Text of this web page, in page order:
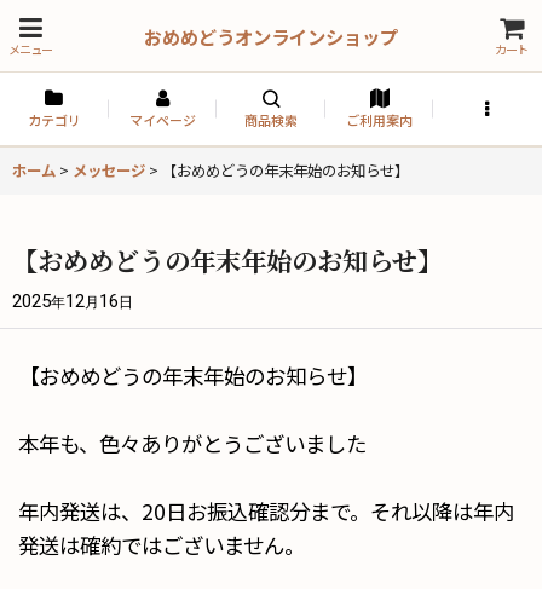
メニュー おめめどうオンラインショップ カート
カテゴリ マイページ 商品検索 ご利用案内
ホーム > メッセージ > 【おめめどうの年末年始のお知らせ】
【おめめどうの年末年始のお知らせ】
2025年12月 16 日
【おめめどうの年末年始のお知らせ】
本年も、色々ありがとうございました
年内発送は、20日お振込確認分まで。それ以降は年内
発送は確約ではございません。